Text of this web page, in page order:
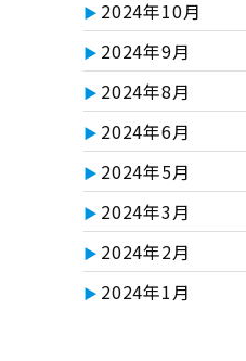
2024年10月
2024年9月
2024年8月
2024年6月
2024年5月
2024年3月
2024年2月
2024年1月